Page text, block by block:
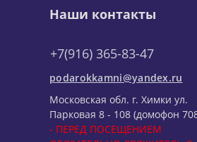
Наши контакты
+7(916) 365-83-47
podarokkamni@yandex.ru
Московская обл. г. Химки ул.
Парковая 8 - 108 (домофон
- ПЕРЕД ПОСЕЩЕНИЕМ